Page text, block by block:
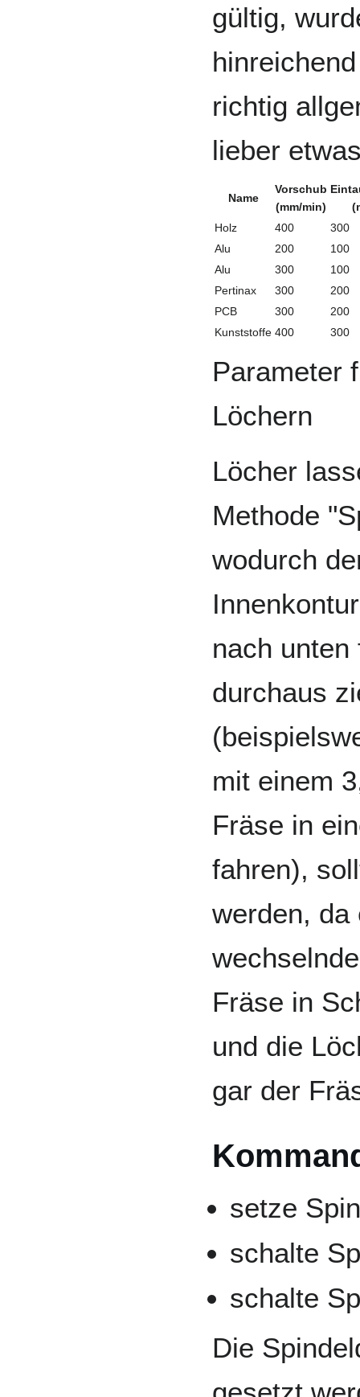
gültig,
richtig
lieber
Name
Vorschub
(mm/min)
Holz
400
300
Alu
200
100
Alu
300
100
Pertinax
300
200
PCB
300
200
Kunststoffe 400 300
Parameter
Löchern
Löcher
Methode
wodurch
nach
durchaus
mit einem
Fräse in
fahren),
werden, da
Fräse in
und die
gar der
setze
schalte
schalte
Die